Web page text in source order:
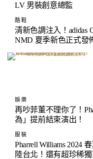
LV 男裝創意總監
酷鞋
清新色調注入！adidas
NMD 夏季新色正式發
娛樂
再吵菲董不理你了！
為」提前結束演出！
服裝
Pharrell Williams 2024
陸台北！還有超珍稀獨